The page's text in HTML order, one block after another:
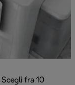
fra 10